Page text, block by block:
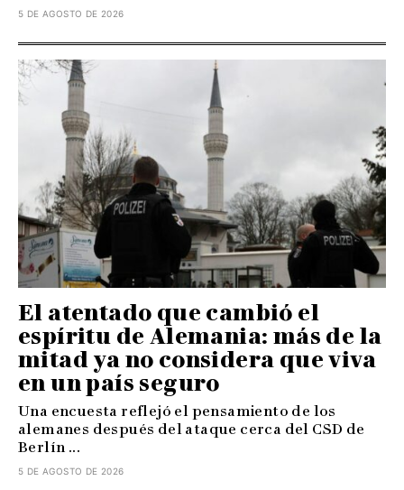
5 DE AGOSTO DE 2026
El atentado que cambió el
espíritu de Alemania: más de la
mitad ya no considera que viva
en un país seguro
Una encuesta reflejó el pensamiento de los
alemanes después del ataque cerca del CSD de
Berlín ...
5 DE AGOSTO DE 2026